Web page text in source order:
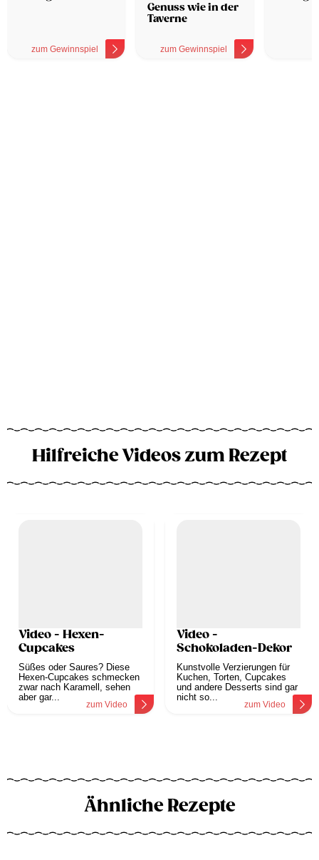
zum Gewinnspiel
Genuss wie in der
Taverne
zum Gewinnspiel
Hilfreiche Videos zum Rezept
Video - Hexen-
Cupcakes
Süßes oder Saures? Diese
Hexen-Cupcakes schmecken
zwar nach Karamell, sehen
aber gar...
zum Video
Video -
Schokoladen-Dekor
Kunstvolle Verzierungen für
Kuchen, Torten, Cupcakes
und andere Desserts sind gar
nicht so...
zum Video
Ähnliche Rezepte